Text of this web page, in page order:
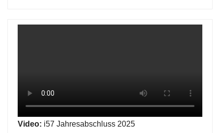
Video: i57 Jahresabschluss 2025